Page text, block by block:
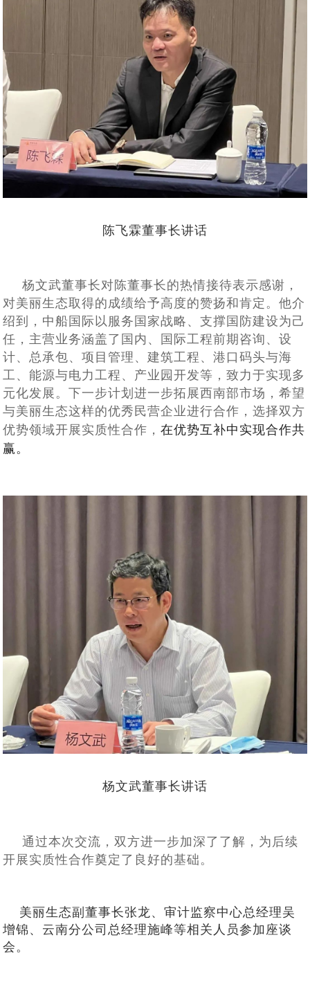
陈飞霖董事长讲话
杨文武董事长对陈董事长的热情接待表示感谢，
对美丽生态取得的成绩给予高度的赞扬和肯定。他介
绍到， 中船国际 以服务国家战略、支撑国防建设为己
任，主营业务涵盖了国内、国际工程前期咨询、设
计、总承包、项目管理、建筑工程、港口码头与海
工、能源与电力工程、产业园开发等，致力于实现多
元化发展 。下一步计划进一步拓展西南部市场，希望
与美丽生态这样的优秀民营企业进行合作，选择双方
优势领域开展实质性合作，在优势互补中实现合作共
赢。
杨文武董事长讲话
通过本次交流，双方进一步加深了了解，为后续
开展实质性合作奠定了良好的基础。
美丽生态副董事长张龙、审计监察中心总经理吴
增锦、云南分公司总经理施峰等相关人员参加座谈
会。